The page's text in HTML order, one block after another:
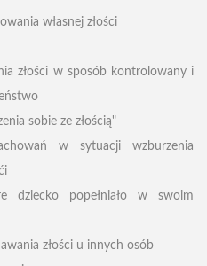
własnej złości
złości w sposób kontrolowany i
sobie ze złością"
w sytuacji wzburzenia
dziecko popełniało w swoim
złości u innych osób